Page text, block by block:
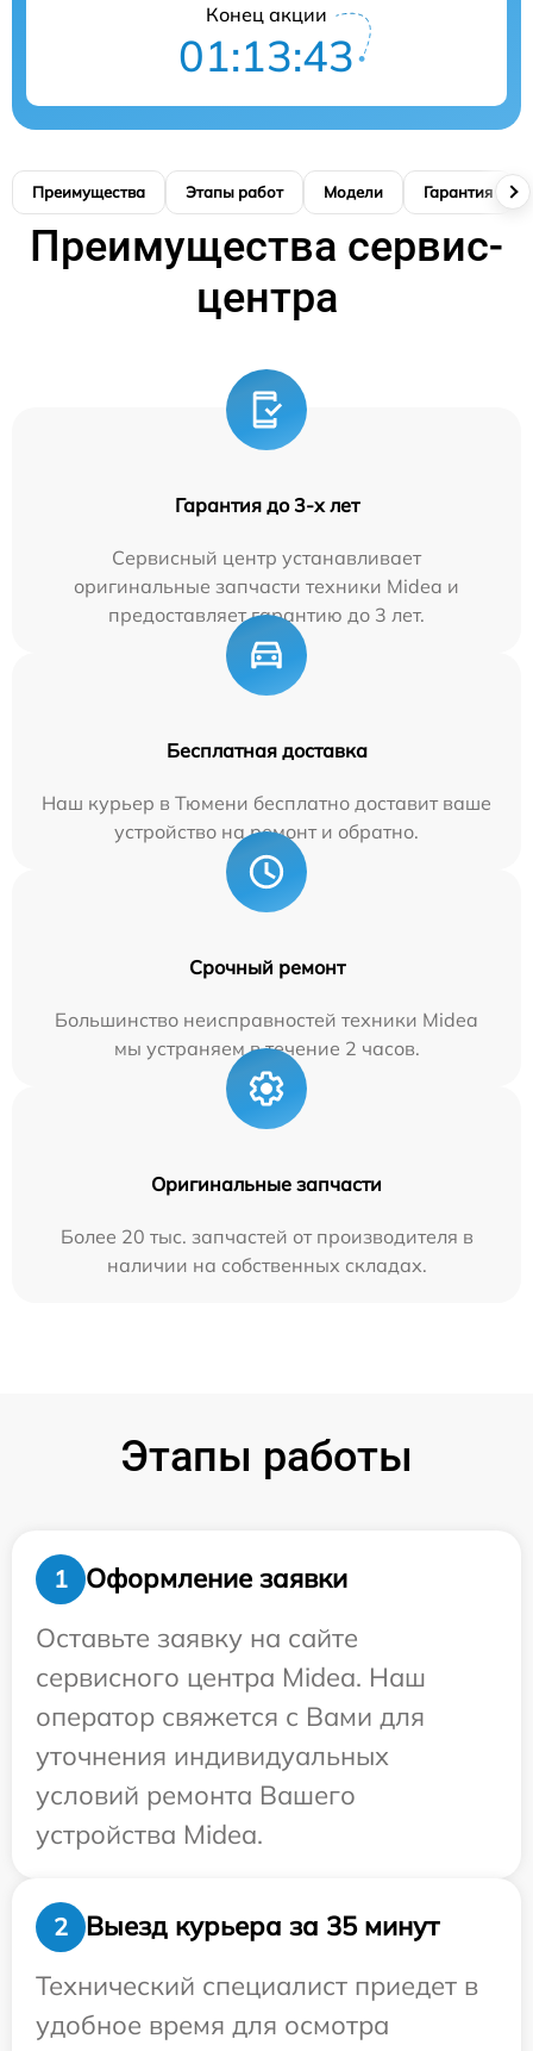
Конец акции
01:13:42
Преимущества Этапы работ Модели Гарантия
Преимущества сервис-
центра
Гарантия до 3-х лет
Сервисный центр устанавливает
оригинальные запчасти техники Midea и
предоставляет гарантию до 3 лет.
Бесплатная доставка
Наш курьер в Тюмени бесплатно доставит ваше
устройство на ремонт и обратно.
Срочный ремонт
Большинство неисправностей техники Midea
мы устраняем в течение 2 часов.
Оригинальные запчасти
Более 20 тыс. запчастей от производителя в
наличии на собственных складах.
Этапы работы
1
Оформление заявки
Оставьте заявку на сайте
сервисного центра Midea. Наш
оператор свяжется с Вами для
уточнения индивидуальных
условий ремонта Вашего
устройства Midea.
2
Выезд курьера за 35 минут
Технический специалист приедет в
удобное время для осмотра